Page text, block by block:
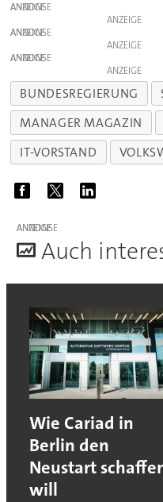
ANZEIGE
ANZEIGE
ANZEIGE
ANZEIGE
ANZEIGE
ANZEIGE
BUNDESREGIERUNG
MANAGER MAGAZIN
IT-VORSTAND
ANZEIGE
Auch
Wie Cariad in
Berlin den
Neustart
will